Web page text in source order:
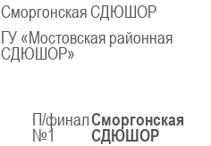
Сморгонская СДЮШОР
ГУ «Мостовская районная
СДЮШОР»
П/финал
№1
Сморгонская
СДЮШОР